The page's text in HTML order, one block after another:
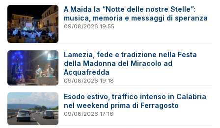
A Maida la “Notte delle nostre Stelle”:
musica, memoria e messaggi di speranza
09/08/2026 19:55
Lamezia, fede e tradizione nella Festa
della Madonna del Miracolo ad
Acquafredda
09/08/2026 19:18
Esodo estivo, traffico intenso in Calabria
nel weekend prima di Ferragosto
09/08/2026 17:16